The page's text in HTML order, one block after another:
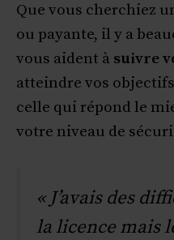
Que vous cherchiez
ou payante, il y a
vous aident à suivre
atteindre vos
celle qui répond le
votre niveau de
« J’avais des
la licence mais